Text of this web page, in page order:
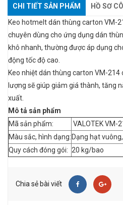
CHI TIẾT SẢN PHẨM
HỒ SƠ
Keo hotmelt dán thùng carton VM-
chuyên dùng cho ứng dụng dán
khô nhanh, thường được áp dụng
động tốc độ cao.
Keo nhiệt dán thùng carton VM-214
lượng sẽ giúp giảm giá thành, tăng
xuất.
Mô tả sản phẩm
Mã sản phẩm:
VALOTEK VM-
Màu sắc, hình dạng: Dạng hạt
Quy cách đóng gói: 20 kg/bao
Chia sẻ bài viết